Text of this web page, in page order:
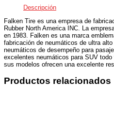
Descripción
Falken Tire es una empresa de
Rubber North America INC. La
en 1983. Falken es una marca
fabricación de neumáticos de ultra
neumáticos de desempeño para
excelentes neumáticos para SUV
sus modelos ofrecen una excelente
Productos relacionados